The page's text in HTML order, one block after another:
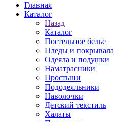
Главная
Каталог
Назад
Каталог
Постельное белье
Пледы и покрывала
Одеяла и подушки
Наматрасники
Простыни
Пододеяльники
Наволочки
Детский текстиль
Халаты